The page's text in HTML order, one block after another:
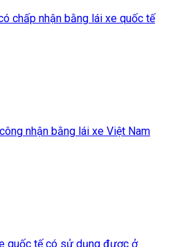
chấp nhận bằng lái xe quốc tế
nhận bằng lái xe Việt Nam
quốc tế có sử dụng được ở